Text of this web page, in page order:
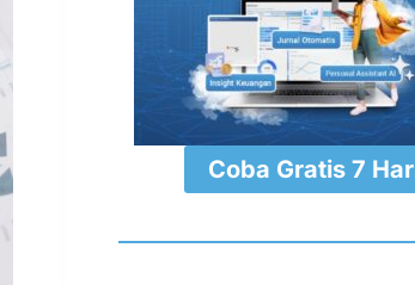
⁠Coba Gratis 7